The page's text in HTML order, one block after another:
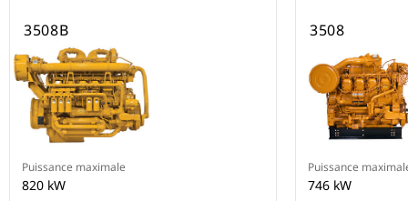
3508B
Puissance maximale
820 kW
3508
Puissance
746 kW